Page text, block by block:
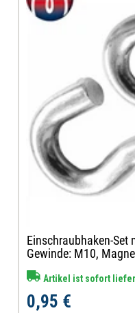
Einschraubhaken-Set
Gewinde: M10,
Artikel ist sofort
0,95 €